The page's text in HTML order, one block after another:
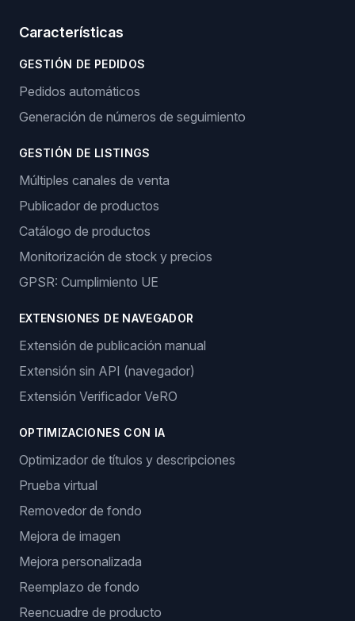
Características
GESTIÓN DE PEDIDOS
Pedidos automáticos
Generación de números de seguimiento
GESTIÓN DE LISTINGS
Múltiples canales de venta
Publicador de productos
Catálogo de productos
Monitorización de stock y precios
GPSR: Cumplimiento UE
EXTENSIONES DE NAVEGADOR
Extensión de publicación manual
Extensión sin API (navegador)
Extensión Verificador VeRO
OPTIMIZACIONES CON IA
Optimizador de títulos y descripciones
Prueba virtual
Removedor de fondo
Mejora de imagen
Mejora personalizada
Reemplazo de fondo
Reencuadre de producto